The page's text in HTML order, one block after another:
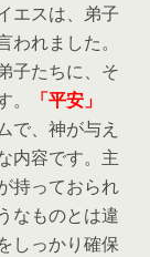
エスは、弟子
れました。
子たちに、そ
「平安」
で、神が与え
内容です。主
持っておられ
なものとは違
しっかり確保